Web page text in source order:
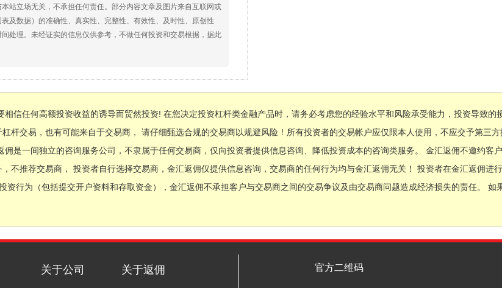
站立场无关，不承担任何责任。部分内容文章及图片来自互联网或
及数据）的准确性、真实性、完整性、有效性、及时性、原创性
处理。未经证实的信息仅供参考，不做任何投资和交易根据，据此
信任何高额投资收益的诱导而贸然投资! 在您决定投资杠杆类金融产品时，请务必考虑您的经验水平和风险承受能力，投资导致的
杆交易，也有可能来自于交易商， 请仔细甄选合规的交易商以规避风险！所有投资者的交易帐户应仅限本人使用，不应交予第三
是一间独立的咨询服务公司，不隶属于任何交易商，仅向投资者提供信息咨询、降低投资成本的咨询类服务。 金汇返佣不邀约客
不推荐交易商， 投资者自行选择交易商，金汇返佣仅提供信息咨询，交易商的任何行为均与金汇返佣无关！ 投资者在金汇返佣进
行为（包括提交开户资料和存取资金），金汇返佣不承担客户与交易商之间的交易争议及由交易商问题造成经济损失的责任。 如
关于公司 关于返佣 官方二维码